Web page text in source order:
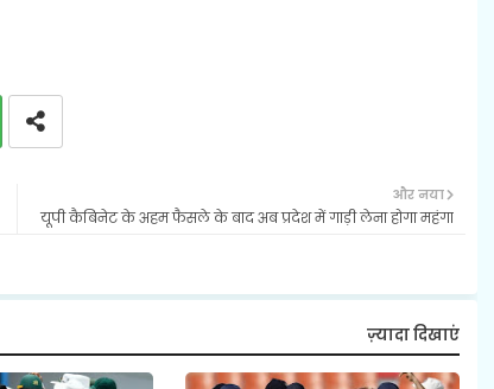
और नया
यूपी कैबिनेट के अहम फैसले के बाद अब प्रदेश में गाड़ी लेना होगा महंगा
ज़्यादा दिखाएं